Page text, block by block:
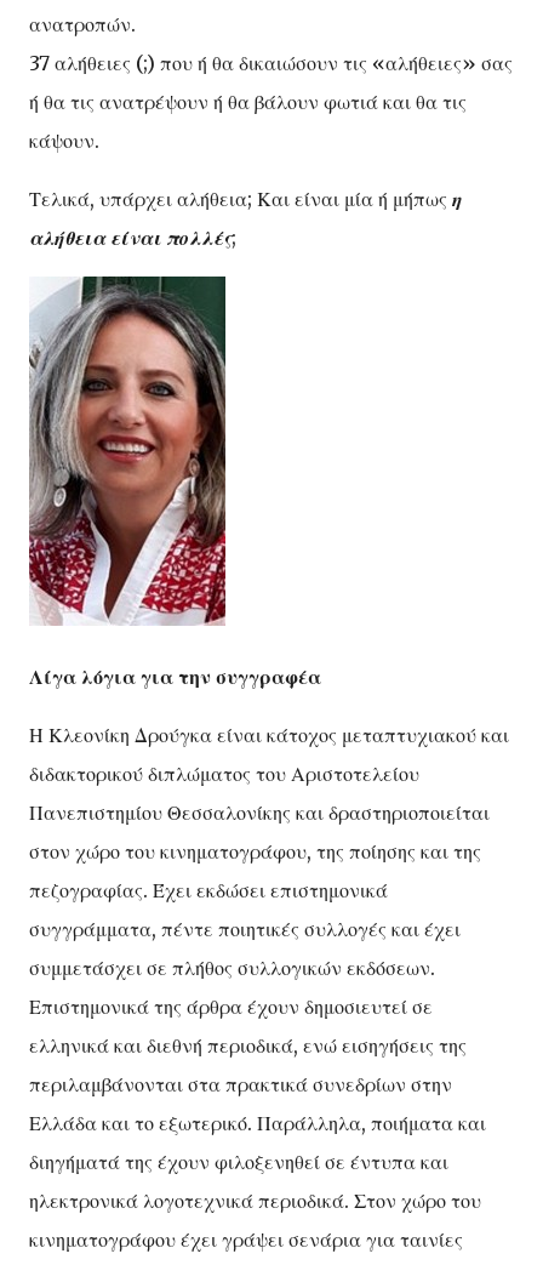
ανατροπών.
37 αλήθειες (;) που ή θα δικαιώσουν τις «αλήθειες» σας
ή θα τις ανατρέψουν ή θα βάλουν φωτιά και θα τις
κάψουν.
Τελικά, υπάρχει αλήθεια; Και είναι μία ή μήπως η
αλήθεια είναι πολλές;
Λίγα λόγια για την συγγραφέα
Η Κλεονίκη Δρούγκα είναι κάτοχος μεταπτυχιακού και
διδακτορικού διπλώματος του Αριστοτελείου
Πανεπιστημίου Θεσσαλονίκης και δραστηριοποιείται
στον χώρο του κινηματογράφου, της ποίησης και της
πεζογραφίας. Έχει εκδώσει επιστημονικά
συγγράμματα, πέντε ποιητικές συλλογές και έχει
συμμετάσχει σε πλήθος συλλογικών εκδόσεων.
Επιστημονικά της άρθρα έχουν δημοσιευτεί σε
ελληνικά και διεθνή περιοδικά, ενώ εισηγήσεις της
περιλαμβάνονται στα πρακτικά συνεδρίων στην
Ελλάδα και το εξωτερικό. Παράλληλα, ποιήματα και
διηγήματά της έχουν φιλοξενηθεί σε έντυπα και
ηλεκτρονικά λογοτεχνικά περιοδικά. Στον χώρο του
κινηματογράφου έχει γράψει σενάρια για ταινίες